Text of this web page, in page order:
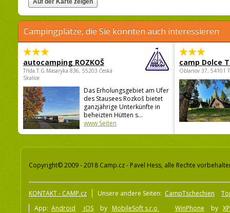
Campingplätze, die Sie könnten auch interessieren
autocamping ROZKOŠ
Třída.T.G.Masaryka 836, 55203 Česká
Skalice
Das Erholungsgebiet am Ufer
des Stausees Rozkoš bietet
ganzjährige Unterkünfte in
beheizten Hütten s...
www Seiten
camp Dolce
Oblanov 37, 54101
Copyright© 2009 - 2018 Camp.cz - Pavel Hess, alle Rechte
KONTAKT - CAMP.cz Unsere andere Seiten: CampTschechien
App: Android iOS by MobileSoft s.r.o WinPhone by